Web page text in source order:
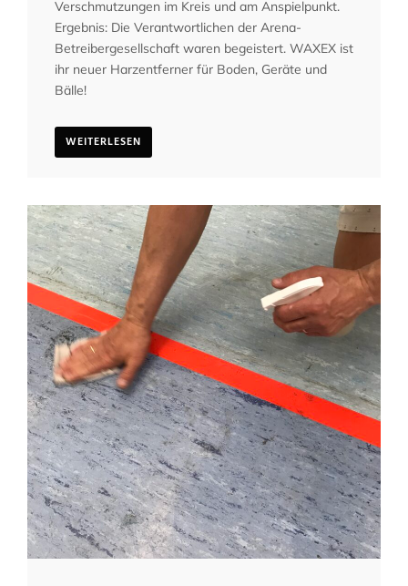
Verschmutzungen im Kreis und am Anspielpunkt.
Ergebnis: Die Verantwortlichen der Arena-
Betreibergesellschaft waren begeistert. WAXEX ist
ihr neuer Harzentferner für Boden, Geräte und
Bälle!
WEITERLESEN